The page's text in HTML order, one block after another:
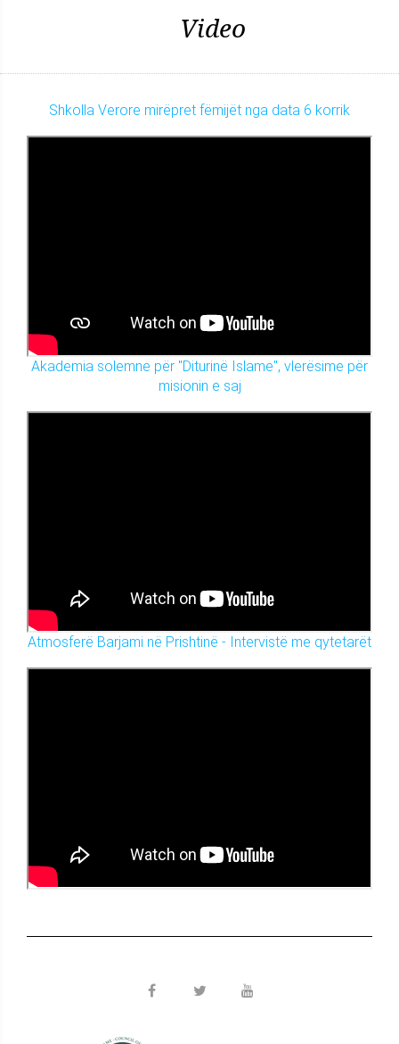
Video
Shkolla Verore mirëpret fëmijët nga data 6 korrik
Akademia solemne për "Diturinë Islame", vlerësime për
misionin e saj
Atmosferë Barjami në Prishtinë - Intervistë me qytetarët